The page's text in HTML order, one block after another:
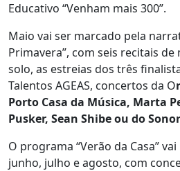
Educativo “Venham mais 300”.
Maio vai ser marcado pela
Primavera”, com seis recitais de
solo, as estreias dos três
Talentos AGEAS, concertos da O
Porto Casa da Música, Marta
Pusker, Sean Shibe ou do
O programa “Verão da Casa”
junho, julho e agosto, com